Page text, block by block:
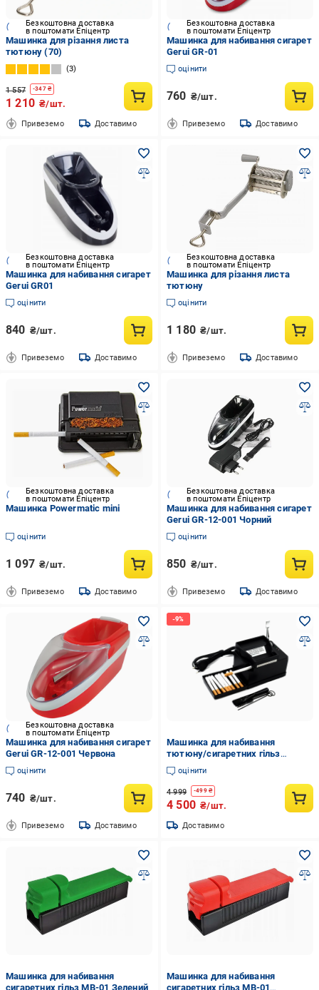
Безкоштовна доставка
в поштомати Епіцентр
Машинка для різання листа
тютюну (70)
3
1 557 -347₴
1 210 ₴/шт.
Привеземо Доставимо
Безкоштовна доставка
в поштомати Епіцентр
Машинка для набивання сигарет
Gerui GR-01
оцінити
760 ₴/шт.
Привеземо Доставимо
Безкоштовна доставка
в поштомати Епіцентр
Машинка для набивання сигарет
Gerui GR01
оцінити
840 ₴/шт.
Привеземо Доставимо
Безкоштовна доставка
в поштомати Епіцентр
Машинка для різання листа
тютюну
оцінити
1 180 ₴/шт.
Привеземо Доставимо
Безкоштовна доставка
в поштомати Епіцентр
Машинка Powermatic mini
оцінити
1 097 ₴/шт.
Привеземо Доставимо
Безкоштовна доставка
в поштомати Епіцентр
Машинка для набивання сигарет
Gerui GR-12-001 Чорний
оцінити
850 ₴/шт.
Привеземо Доставимо
Безкоштовна доставка
в поштомати Епіцентр
Машинка для набивання сигарет
Gerui GR-12-001 Червона
оцінити
740 ₴/шт.
Привеземо Доставимо
Машинка для набивання
тютюну/сигаретних гільз
Powermatic II поршнева
електрична (352)
оцінити
4 999 -499₴
4 500 ₴/шт.
Доставимо
Машинка для набивання
сигаретних гільз MB-01 Зелений
Машинка для набивання
сигаретних гільз MB-01